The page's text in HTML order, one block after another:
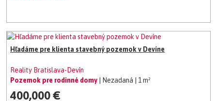
Hľadáme pre klienta stavebný pozemok v Devíne
Reality Bratislava-Devín
Pozemok pre rodinné domy | Nezadaná | 1 m²
400,000 €